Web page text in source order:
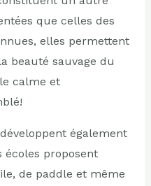
que celles des
elles permettent
beauté sauvage du
calme et
également
écoles proposent
de paddle et même